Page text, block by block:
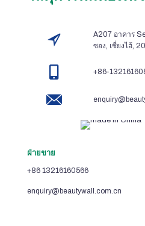
A207 อาคาร
ซอง, เซี่ยงไฮ้,
+86-
ฝ่ายขาย
+86 13216160566
enquiry@beautywall.com.cn